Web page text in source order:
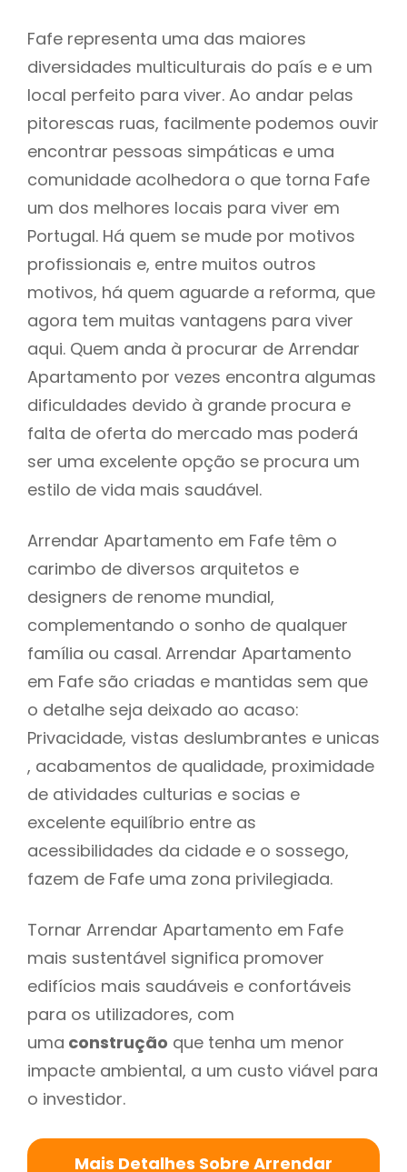
Fafe representa uma das maiores
diversidades multiculturais do país e e um
local perfeito para viver. Ao andar pelas
pitorescas ruas, facilmente podemos ouvir
encontrar pessoas simpáticas e uma
comunidade acolhedora o que torna Fafe
um dos melhores locais para viver em
Portugal. Há quem se mude por motivos
profissionais e, entre muitos outros
motivos, há quem aguarde a reforma, que
agora tem muitas vantagens para viver
aqui. Quem anda à procurar de Arrendar
Apartamento por vezes encontra algumas
dificuldades devido à grande procura e
falta de oferta do mercado mas poderá
ser uma excelente opção se procura um
estilo de vida mais saudável.
Arrendar Apartamento em Fafe têm o
carimbo de diversos arquitetos e
designers de renome mundial,
complementando o sonho de qualquer
família ou casal. Arrendar Apartamento
em Fafe são criadas e mantidas sem que
o detalhe seja deixado ao acaso:
Privacidade, vistas deslumbrantes e unicas
, acabamentos de qualidade, proximidade
de atividades culturias e socias e
excelente equilíbrio entre as
acessibilidades da cidade e o sossego,
fazem de Fafe uma zona privilegiada.
Tornar Arrendar Apartamento em Fafe
mais sustentável significa promover
edifícios mais saudáveis e confortáveis
para os utilizadores, com
uma construção que tenha um menor
impacte ambiental, a um custo viável para
o investidor.
Mais Detalhes Sobre Arrendar